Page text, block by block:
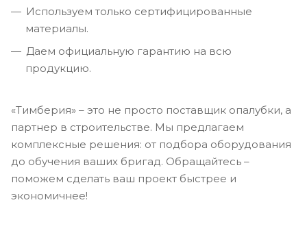
Используем только сертифицированные
материалы.
Даем официальную гарантию на всю
продукцию.
«Тимберия» – это не просто поставщик опалубки, а
партнер в строительстве. Мы предлагаем
комплексные решения: от подбора оборудования
до обучения ваших бригад. Обращайтесь –
поможем сделать ваш проект быстрее и
экономичнее!